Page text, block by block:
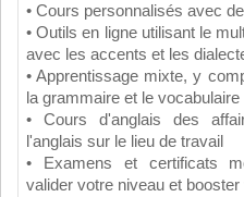
• Cours personnalisés avec
• Outils en ligne utilisant le
avec les accents et les
• Apprentissage mixte, y
la grammaire et le
• Cours d'anglais des
l'anglais sur le lieu de travail
• Examens et certificats
valider votre niveau et